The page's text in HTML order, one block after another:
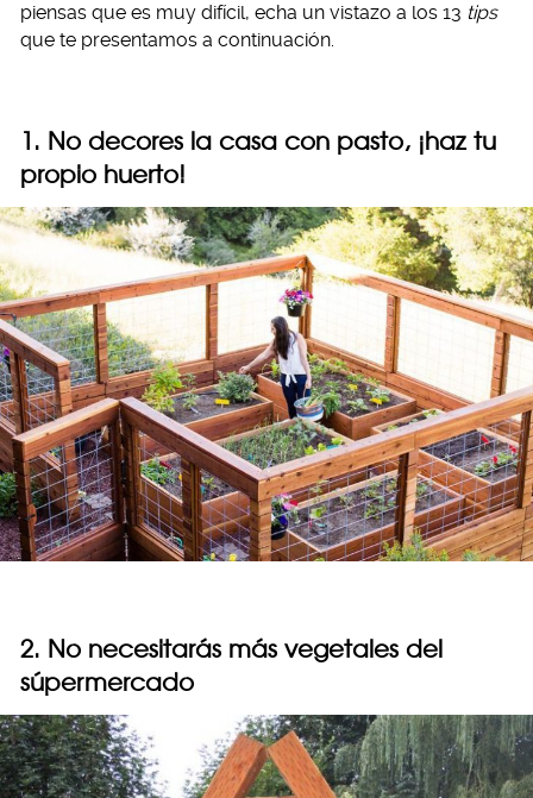
piensas que es muy difícil, echa un vistazo a los 13 tips
que te presentamos a continuación.
1. No decores la casa con pasto, ¡haz tu
propio huerto!
2. No necesitarás más vegetales del
súpermercado